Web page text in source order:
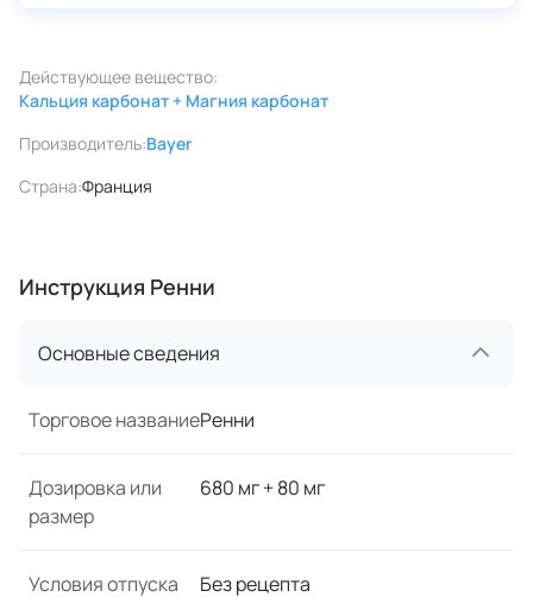
Действующее вещество:
Кальция карбонат + Магния карбонат
Производитель:Bayer
Страна:Франция
Инструкция Ренни
Основные сведения
Торговое названиеРенни
Дозировка или
размер
680 мг + 80 мг
Условия отпуска Без рецепта